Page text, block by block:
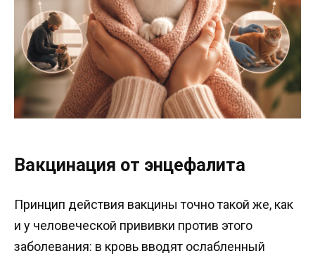
Вакцинация от энцефалита
Принцип действия вакцины точно такой же, как
и у человеческой прививки против этого
заболевания: в кровь вводят ослабленный